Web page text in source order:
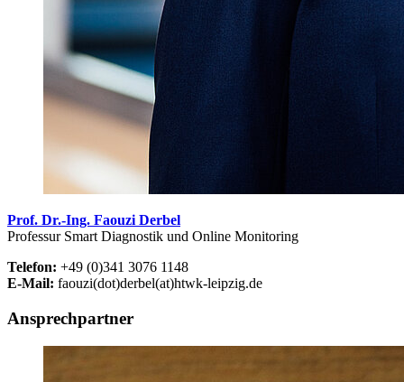
Prof. Dr.-Ing. Faouzi Derbel
Professur Smart Diagnostik und Online Monitoring
Telefon: +49 (0)341 3076 1148
E-Mail: faouzi(dot)derbel(at)htwk-leipzig.de
Ansprechpartner